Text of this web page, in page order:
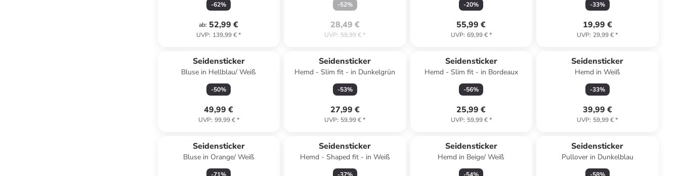
-62%
ab: 52,99 €
UVP: 139,99 €*
-52%
28,49 €
UVP: 59,99 €*
-20%
55,99 €
UVP: 69,99 €*
-33%
19,99 €
UVP: 29,99 €*
Seidensticker
Bluse in Hellblau/ Weiß
-50%
49,99 €
UVP: 99,99 €*
Seidensticker
Hemd - Slim fit - in Dunkelgrün
-53%
27,99 €
UVP: 59,99 €*
Seidensticker
Hemd - Slim fit - in Bordeaux
-56%
25,99 €
UVP: 59,99 €*
Seidensticker
Hemd in Weiß
-33%
39,99 €
UVP: 59,99 €*
Seidensticker
Bluse in Orange/ Weiß
Seidensticker
Hemd - Shaped fit - in Weiß
Seidensticker
Hemd in Beige/ Weiß
Seidensticker
Pullover in Dunkelblau